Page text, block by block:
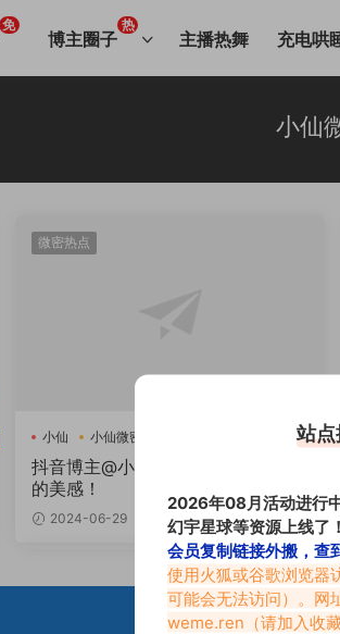
免
博主圈子
热
主播热舞 充电哄
小仙
微密热点
小仙 小仙微密圈
抖音博主@小仙微密圈合集，镜头下
的美感！
2024-06-29
站
2026年08月活动进行
幻宇星球等资源上线了
会员复制链接外搬，查
使用火狐或谷歌浏览器
可能会无法访问）。网
weme.ren （请加入收